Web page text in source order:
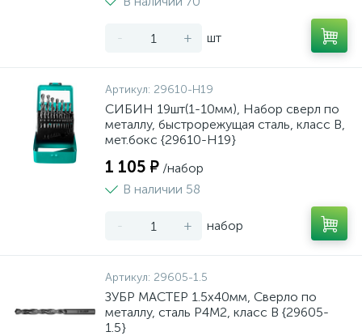
- + шт
Артикул: 29610-H19
СИБИН 19шт(1-10мм), Набор сверл по
металлу, быстрорежущая сталь, класс В,
мет.бокс {29610-H19}
1 105 ₽ /набор
В наличии 58
- + набор
Артикул: 29605-1.5
ЗУБР МАСТЕР 1.5х40мм, Сверло по
металлу, сталь Р4М2, класс В {29605-
1.5}